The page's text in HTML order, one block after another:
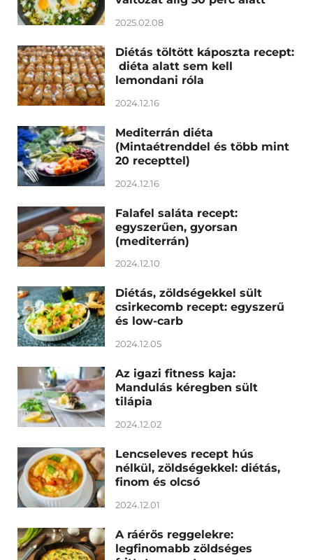
2025.02.08
Diétás töltött káposzta recept:
diéta alatt sem kell
lemondani róla
2024.12.16
Mediterrán diéta
(Mintaétrenddel és több mint
20 recepttel)
2024.12.16
Falafel saláta recept:
egyszerűen, gyorsan
(mediterrán)
2024.12.10
Diétás, zöldségekkel sült
csirkecomb recept: egyszerű
és low-carb
2024.12.05
Az igazi fitness kaja:
Mandulás kéregben sült
tilápia
2024.12.02
Lencseleves recept hús
nélkül, zöldségekkel: diétás,
finom és olcsó
2024.12.01
A ráérős reggelekre:
legfinomabb zöldséges